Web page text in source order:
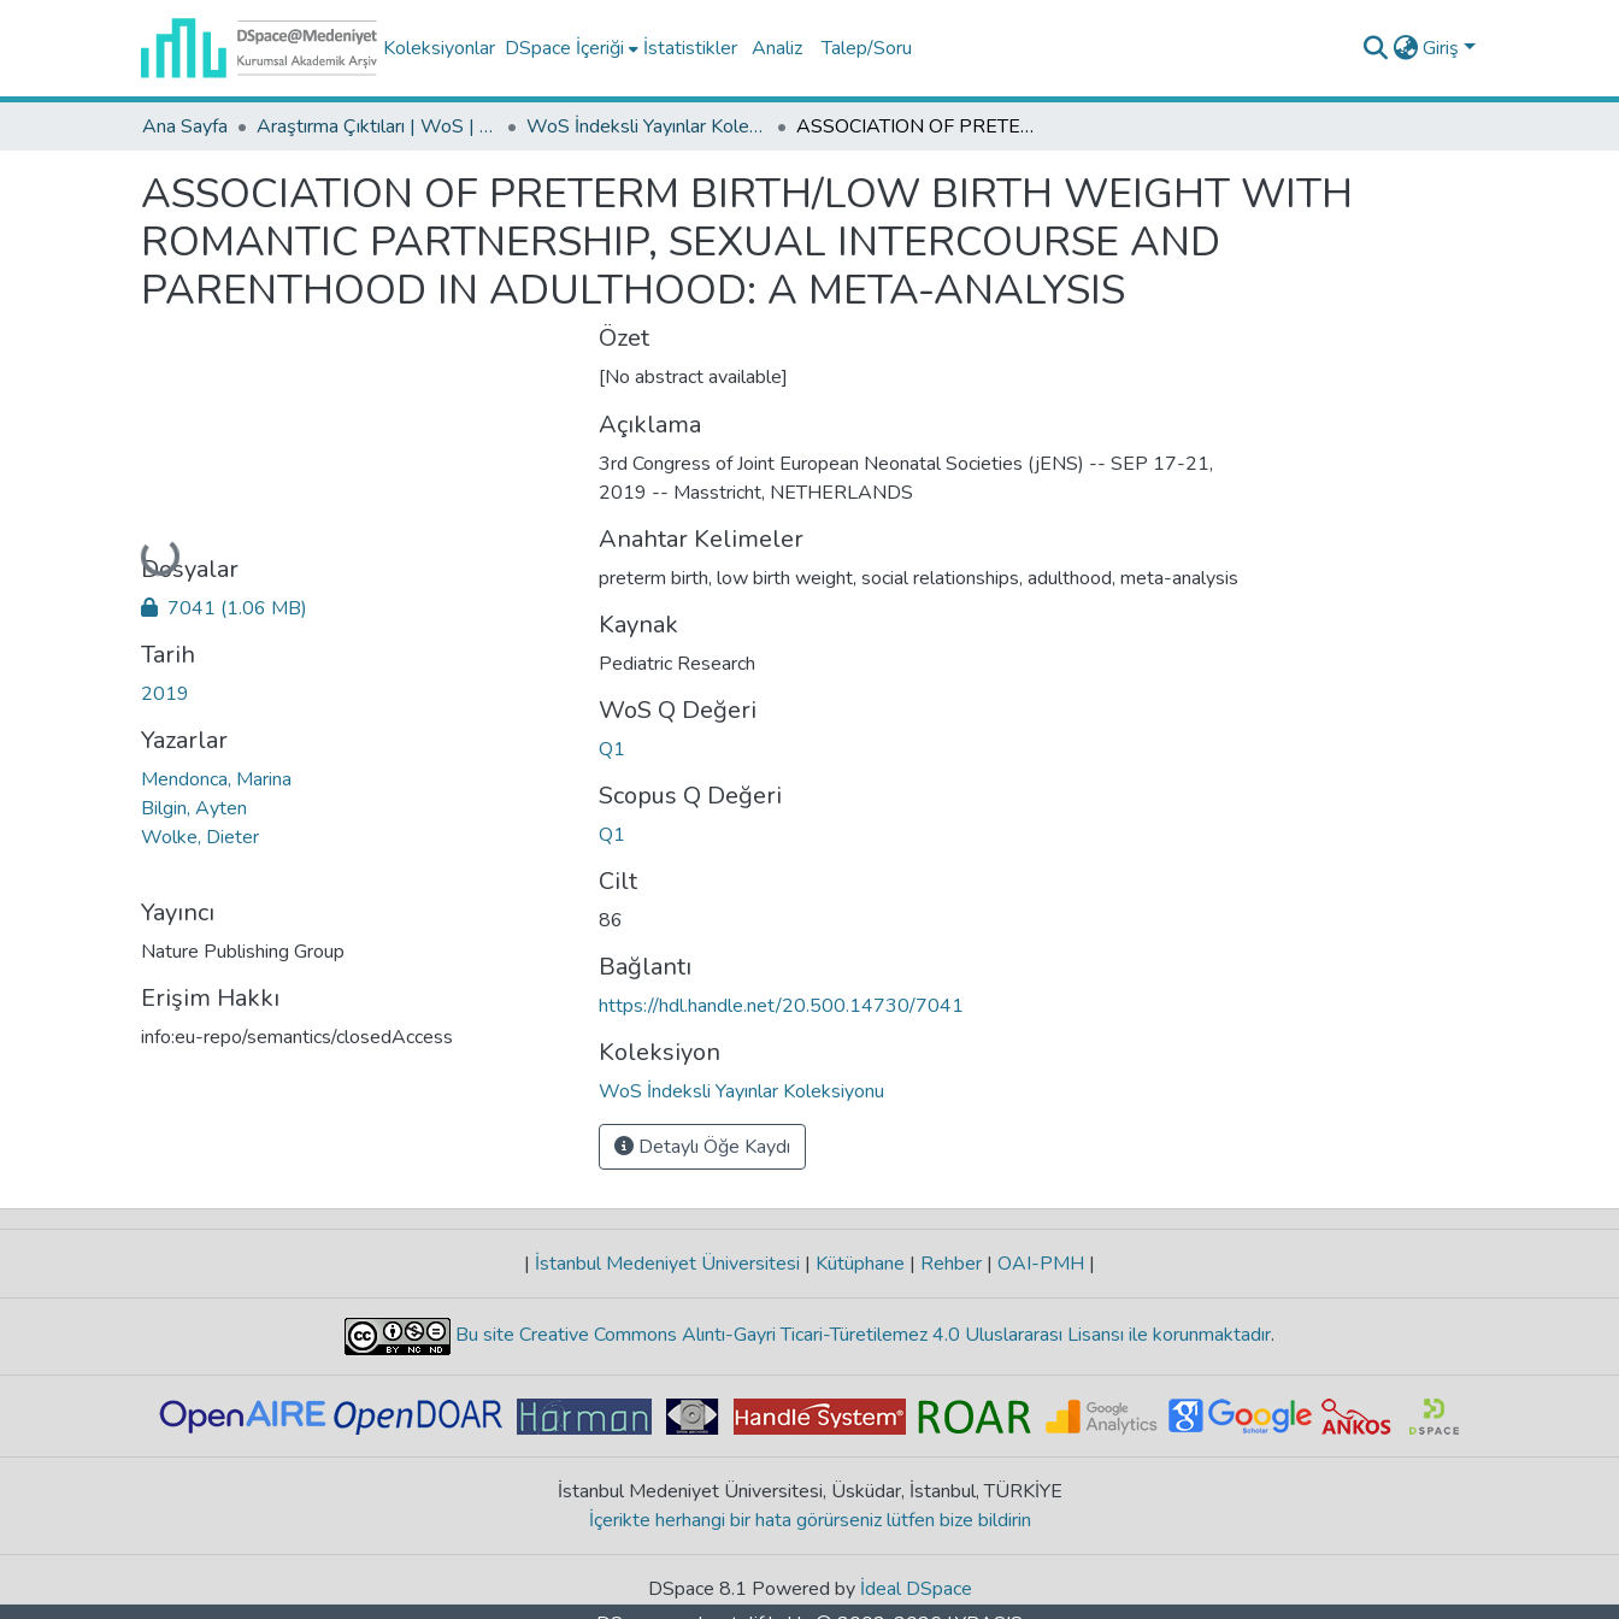
Koleksiyonlar DSpace İçeriği İstatistikler Analiz Talep/Soru Giriş
Ana Sayfa Araştırma Çıktıları | WoS | Scopus | TR-Dizin | PubMed WoS İndeksli Yayınlar Koleksiyonu ASSOCIATION OF PRETERM BIRTH/LOW BIRTH WEIGHT WITH ROMANTIC PARTNERSHIP, SEXUAL INTERCOURSE AND PARENTHOOD IN ADULTHOOD: A META-ANALYSIS
ASSOCIATION OF PRETERM BIRTH/LOW BIRTH WEIGHT WITH
ROMANTIC PARTNERSHIP, SEXUAL INTERCOURSE AND
PARENTHOOD IN ADULTHOOD: A META-ANALYSIS
Yükleniyor...
Dosyalar
7041 (1.06 MB)
Tarih
2019
Yazarlar
Mendonca, Marina
Bilgin, Ayten
Wolke, Dieter
Yayıncı
Nature Publishing Group
Erişim Hakkı
info:eu-repo/semantics/closedAccess
Özet
[No abstract available]
Açıklama
3rd Congress of Joint European Neonatal Societies (jENS) -- SEP 17-21,
2019 -- Masstricht, NETHERLANDS
Anahtar Kelimeler
preterm birth, low birth weight, social relationships, adulthood, meta-analysis
Kaynak
Pediatric Research
WoS Q Değeri
Q1
Scopus Q Değeri
Q1
Cilt
86
Bağlantı
https://hdl.handle.net/20.500.14730/7041
Koleksiyon
WoS İndeksli Yayınlar Koleksiyonu
Detaylı Öğe Kaydı
| İstanbul Medeniyet Üniversitesi | Kütüphane | Rehber | OAI-PMH |
Bu site Creative Commons Alıntı-Gayri Ticari-Türetilemez 4.0 Uluslararası Lisansı ile korunmaktadır.
İstanbul Medeniyet Üniversitesi, Üsküdar, İstanbul, TÜRKİYE
İçerikte herhangi bir hata görürseniz lütfen bize bildirin
DSpace 8.1 Powered by İdeal DSpace